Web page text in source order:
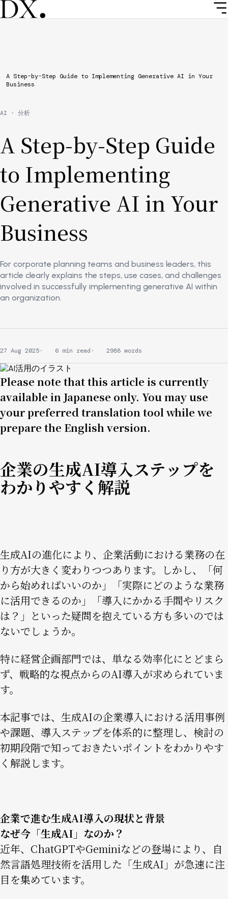
Skip
to
Breadcrumb
A Step-by-Step Guide to Implementing Generative AI in Your
Business
AI · 分析
A Step-by-Step Guide
to Implementing
Generative AI in Your
Business
For corporate planning teams and business leaders, this
article clearly explains the steps, use cases, and challenges
involved in successfully implementing generative AI within
an organization.
27 Aug 2025 6 min read 2988 words
Image
Please note that this article is currently
available in Japanese only. You may use
your preferred translation tool while we
prepare the English version.
企業の生成AI導入ステップを
わかりやすく解説
生成AIの進化により、企業活動における業務の在
り方が大きく変わりつつあります。しかし、「何
から始めればいいのか」「実際にどのような業務
に活用できるのか」「導入にかかる手間やリスク
は？」といった疑問を抱えている方も多いのでは
ないでしょうか。
特に経営企画部門では、単なる効率化にとどまら
ず、戦略的な視点からのAI導入が求められていま
す。
本記事では、生成AIの企業導入における活用事例
や課題、導入ステップを体系的に整理し、検討の
初期段階で知っておきたいポイントをわかりやす
く解説します。
企業で進む生成AI導入の現状と背景
なぜ今「生成AI」なのか？
近年、ChatGPTやGeminiなどの登場により、自
然言語処理技術を活用した「生成AI」が急速に注
目を集めています。